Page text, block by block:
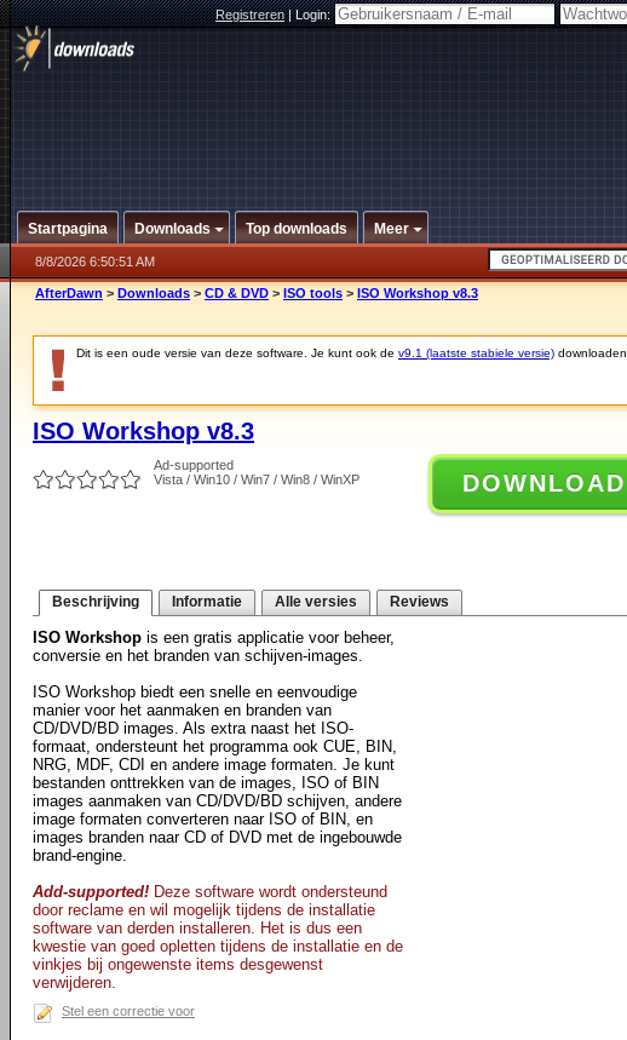
Registreren|Login:
Startpagina Downloads Top downloads Meer
8/8/2026 6:50:51 AM
AfterDawn > Downloads > CD & DVD > ISO tools > ISO Workshop v8.3
Dit is een oude versie van deze software. Je kunt ook de v9.1 (laatste stabiele versie) downloaden.
ISO Workshop v8.3
Ad-supported
Vista / Win10 / Win7 / Win8 / WinXP
DOWNLOAD
Beschrijving Informatie Alle versies Reviews
ISO Workshop is een gratis applicatie voor beheer,
conversie en het branden van schijven-images.
ISO Workshop biedt een snelle en eenvoudige
manier voor het aanmaken en branden van
CD/DVD/BD images. Als extra naast het ISO-
formaat, ondersteunt het programma ook CUE, BIN,
NRG, MDF, CDI en andere image formaten. Je kunt
bestanden onttrekken van de images, ISO of BIN
images aanmaken van CD/DVD/BD schijven, andere
image formaten converteren naar ISO of BIN, en
images branden naar CD of DVD met de ingebouwde
brand-engine.
Add-supported! Deze software wordt ondersteund
door reclame en wil mogelijk tijdens de installatie
software van derden installeren. Het is dus een
kwestie van goed opletten tijdens de installatie en de
vinkjes bij ongewenste items desgewenst
verwijderen.
Stel een correctie voor